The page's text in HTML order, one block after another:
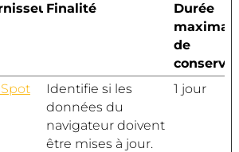
Finalité
Durée
de
Identifie si les
données du
navigateur doivent
être mises à jour.
1 jour